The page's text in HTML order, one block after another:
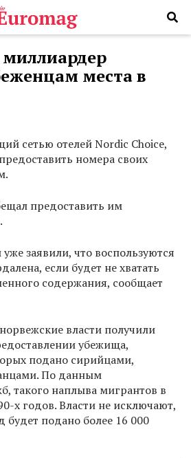
места в
сетью отелей Nordic Choice,
номера своих
предоставить им
заявили, что воспользуются
если будет не хватать
содержания, сообщает
власти получили
убежища,
подано сирийцами,
По данным
такого наплыва мигрантов в
х годов. Власти не исключают,
будет подано более 16 000